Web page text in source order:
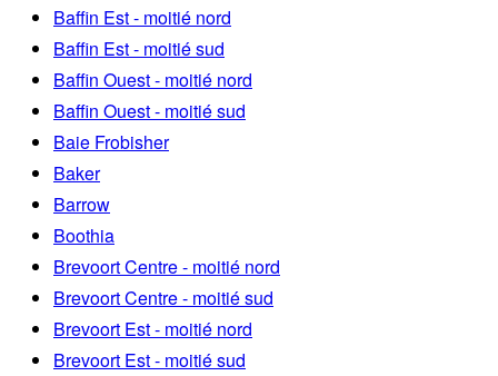
Baffin Est - moitié nord
Baffin Est - moitié sud
Baffin Ouest - moitié nord
Baffin Ouest - moitié sud
Baie Frobisher
Baker
Barrow
Boothia
Brevoort Centre - moitié nord
Brevoort Centre - moitié sud
Brevoort Est - moitié nord
Brevoort Est - moitié sud